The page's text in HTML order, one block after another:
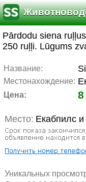
Pārdodu siena
250 ruļļi. Lūgums
Название:
Местонахождение:
Цена:
Место: Екабпилс
Уникальных